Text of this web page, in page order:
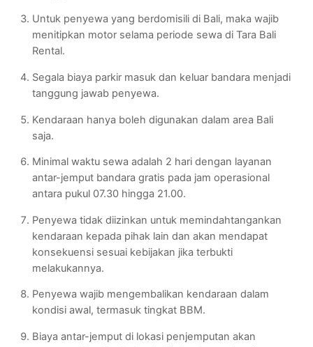
Untuk penyewa yang berdomisili di Bali, maka wajib
menitipkan motor selama periode sewa di Tara Bali
Rental.
Segala biaya parkir masuk dan keluar bandara menjadi
tanggung jawab penyewa.
Kendaraan hanya boleh digunakan dalam area Bali
saja.
Minimal waktu sewa adalah 2 hari dengan layanan
antar-jemput bandara gratis pada jam operasional
antara pukul 07.30 hingga 21.00.
Penyewa tidak diizinkan untuk memindahtangankan
kendaraan kepada pihak lain dan akan mendapat
konsekuensi sesuai kebijakan jika terbukti
melakukannya.
Penyewa wajib mengembalikan kendaraan dalam
kondisi awal, termasuk tingkat BBM.
Biaya antar-jemput di lokasi penjemputan akan